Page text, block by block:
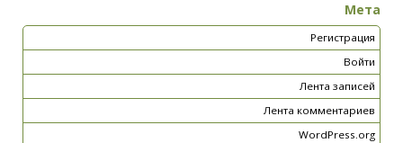
Мета
Регистрация
Войти
Лента записей
Лента комментариев
WordPress.org